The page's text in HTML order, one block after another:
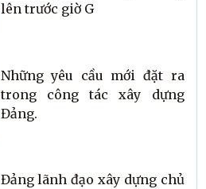
lên trước giờ G
Những yêu cầu mới đặt ra
trong công tác xây dựng
Đảng.
Đảng lãnh đạo xây dựng chủ